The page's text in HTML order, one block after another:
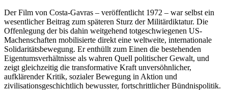
Der Film von Costa-Gavras – veröffentlicht 1972 – war selbst ein
wesentlicher Beitrag zum späteren Sturz der Militärdiktatur. Die
Offenlegung der bis dahin weitgehend totgeschwiegenen US-
Machenschaften mobilisierte direkt eine weltweite, internationale
Solidaritätsbewegung. Er enthüllt zum Einen die bestehenden
Eigentumsverhältnisse als wahren Quell politischer Gewalt, und
zeigt gleichzeitig die transformative Kraft unversöhnlicher,
aufklärender Kritik, sozialer Bewegung in Aktion und
zivilisationsgeschichtlich bewusster, fortschrittlicher Bündnispolitik.